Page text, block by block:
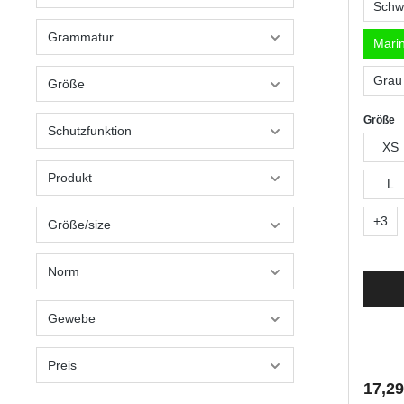
Grammatur
Größe
Schutzfunktion
Produkt
Größe/size
Norm
Gewebe
Preis
Größe
XS
L
+3